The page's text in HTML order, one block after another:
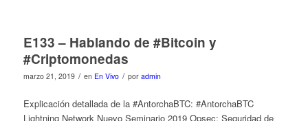
E133 – Hablando de #Bitcoin y
#Criptomonedas
marzo 21, 2019 / en En Vivo / por admin
Explicación detallada de la #AntorchaBTC: #AntorchaBTC
Lightning Network Nuevo Seminario 2019 Opsec: Seguridad de